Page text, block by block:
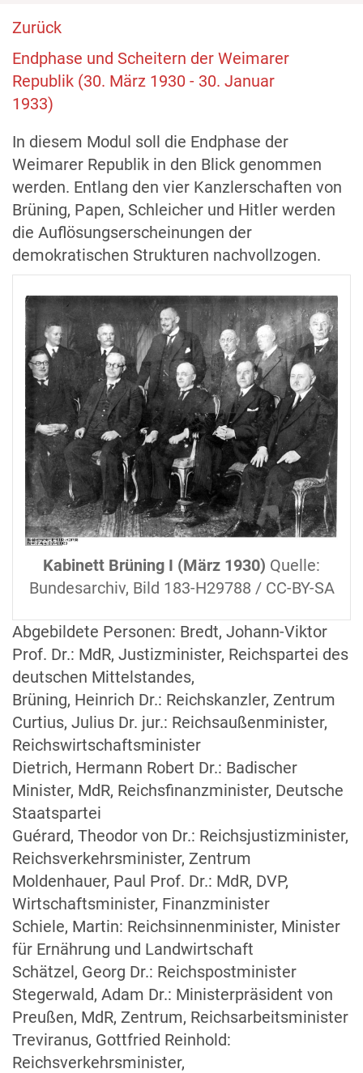
Zurück
Endphase und Scheitern der Weimarer
Republik (30. März 1930 - 30. Januar
1933)
In diesem Modul soll die Endphase der
Weimarer Republik in den Blick genommen
werden. Entlang den vier Kanzlerschaften von
Brüning, Papen, Schleicher und Hitler werden
die Auflösungserscheinungen der
demokratischen Strukturen nachvollzogen.
Lizenz
Kabinett Brüning I (März 1930) Quelle:
Bundesarchiv, Bild 183-H29788 / CC-BY-SA
Abgebildete Personen: Bredt, Johann-Viktor
Prof. Dr.: MdR, Justizminister, Reichspartei des
deutschen Mittelstandes,
Brüning, Heinrich Dr.: Reichskanzler, Zentrum
Curtius, Julius Dr. jur.: Reichsaußenminister,
Reichswirtschaftsminister
Dietrich, Hermann Robert Dr.: Badischer
Minister, MdR, Reichsfinanzminister, Deutsche
Staatspartei
Guérard, Theodor von Dr.: Reichsjustizminister,
Reichsverkehrsminister, Zentrum
Moldenhauer, Paul Prof. Dr.: MdR, DVP,
Wirtschaftsminister, Finanzminister
Schiele, Martin: Reichsinnenminister, Minister
für Ernährung und Landwirtschaft
Schätzel, Georg Dr.: Reichspostminister
Stegerwald, Adam Dr.: Ministerpräsident von
Preußen, MdR, Zentrum, Reichsarbeitsminister
Treviranus, Gottfried Reinhold:
Reichsverkehrsminister,